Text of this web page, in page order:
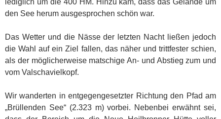
den See herum ausgesprochen schön war.
Das Wetter und die Nässe der letzten Nacht ließen jedoch
die Wahl auf ein Ziel fallen, das näher und trittfester schien,
als der möglicherweise matschige An- und Abstieg zum und
vom Valschavielkopf.
Wir wanderten in entgegengesetzter Richtung den Pfad am
„Brüllenden See“ (2.323 m) vorbei. Nebenbei erwähnt sei,